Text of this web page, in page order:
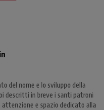
del nome e lo sviluppo della
descritti in breve i santi patroni
attenzione e spazio dedicato alla